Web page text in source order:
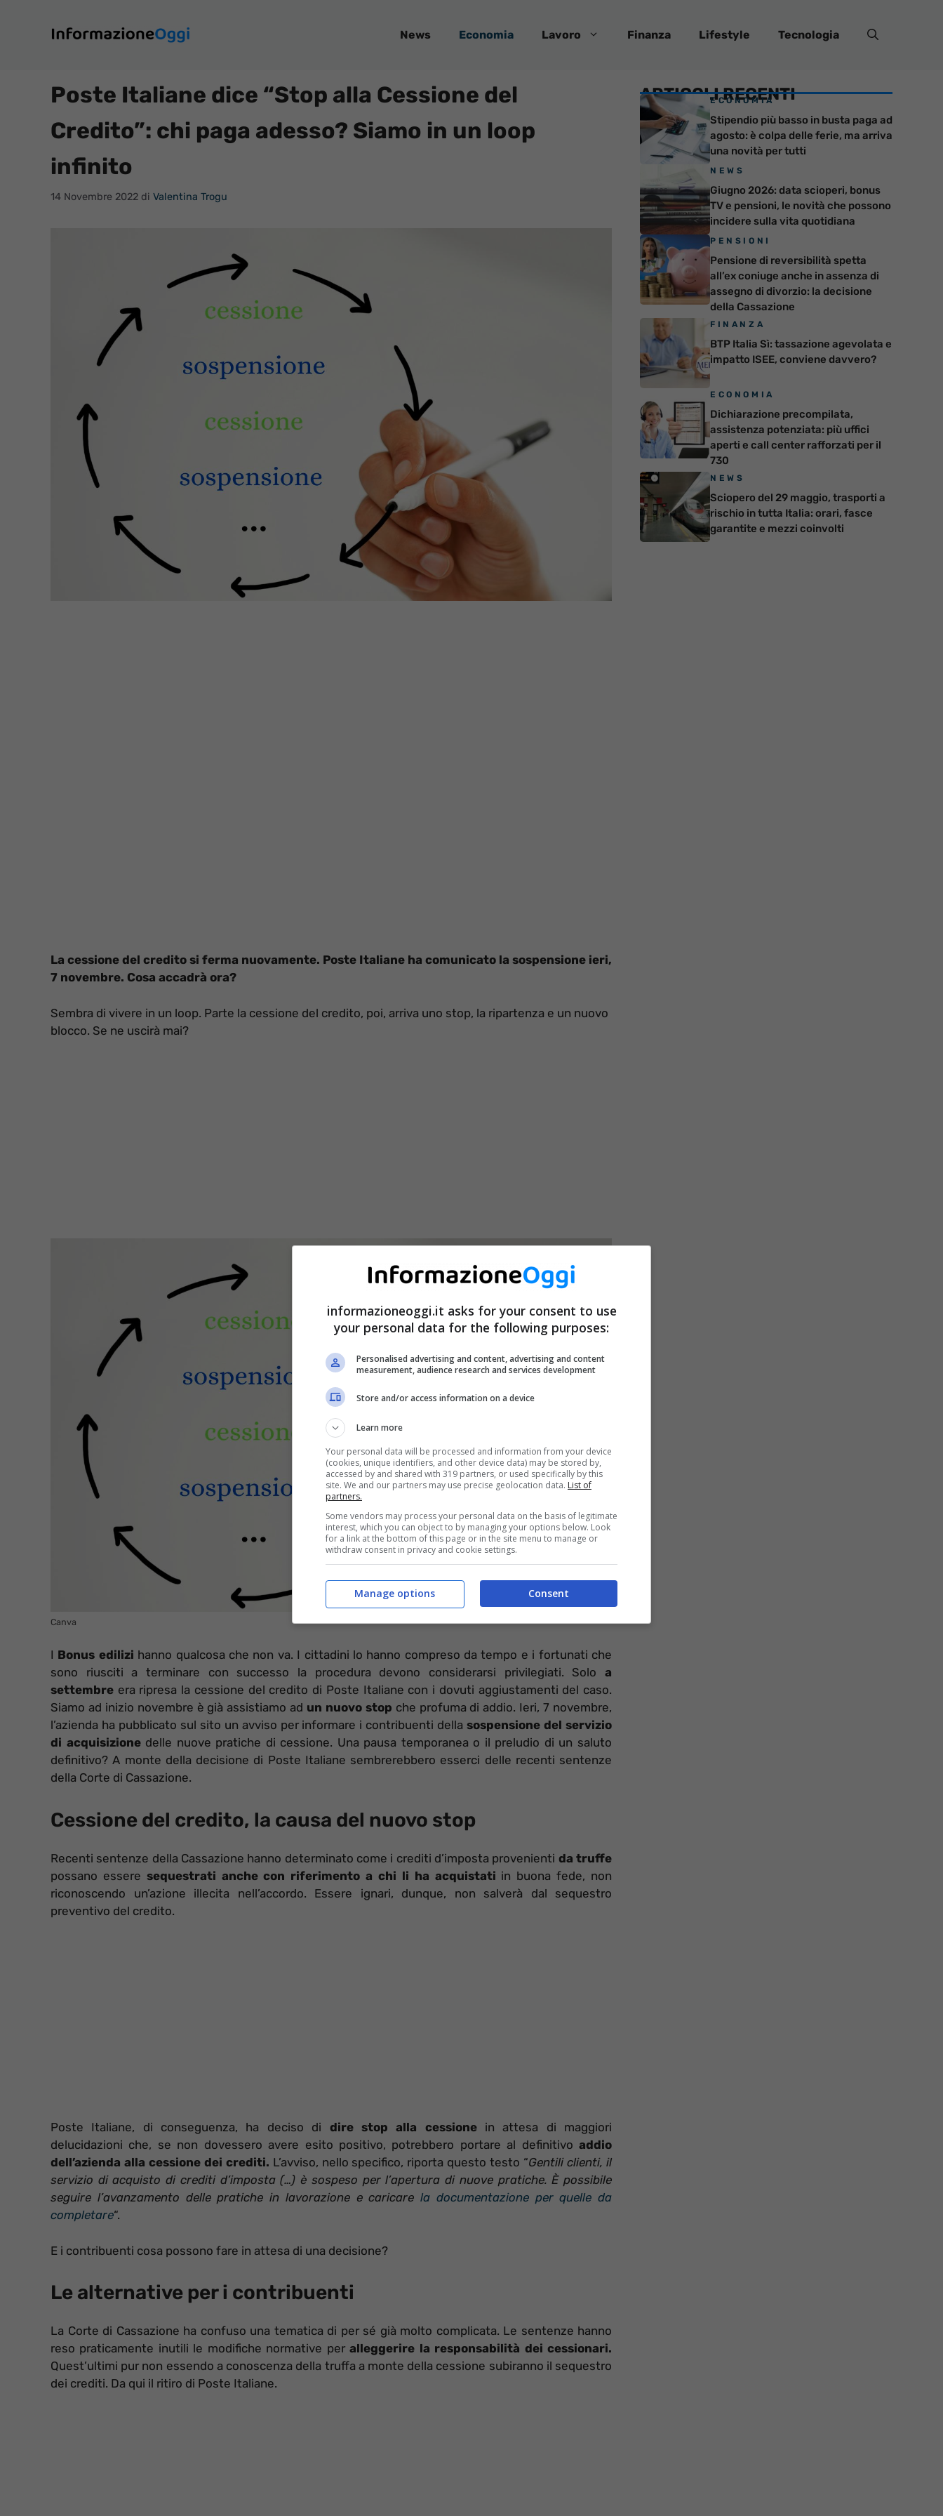
contenuto
News Economia Lavoro Finanza Lifestyle Tecnologia
Poste Italiane dice “Stop alla Cessione del
Credito”: chi paga adesso? Siamo in un loop
infinito
14 Novembre 2022 di Valentina Trogu
La cessione del credito si ferma nuovamente. Poste Italiane ha comunicato la sospensione ieri,
7 novembre. Cosa accadrà ora?
Sembra di vivere in un loop. Parte la cessione del credito, poi, arriva uno stop, la ripartenza e un nuovo
blocco. Se ne uscirà mai?
Canva
I Bonus edilizi hanno qualcosa che non va. I cittadini lo hanno compreso da tempo e i fortunati che
sono riusciti a terminare con successo la procedura devono considerarsi privilegiati. Solo a
settembre era ripresa la cessione del credito di Poste Italiane con i dovuti aggiustamenti del caso.
Siamo ad inizio novembre è già assistiamo ad un nuovo stop che profuma di addio. Ieri, 7 novembre,
l’azienda ha pubblicato sul sito un avviso per informare i contribuenti della sospensione del servizio
di acquisizionedelle nuove pratiche di cessione. Una pausa temporanea o il preludio di un saluto
definitivo? A monte della decisione di Poste Italiane sembrerebbero esserci delle recenti sentenze
della Corte di Cassazione.
Cessione del credito, la causa del nuovo stop
Recenti sentenze della Cassazione hanno determinato come i crediti d’imposta provenienti da truffe
possano essere sequestrati anche con riferimento a chi li ha acquistati in buona fede, non
riconoscendo un’azione illecita nell’accordo. Essere ignari, dunque, non salverà dal sequestro
preventivo del credito.
Poste Italiane, di conseguenza, ha deciso di dire stop alla cessionein attesa di maggiori
delucidazioni che, se non dovessero avere esito positivo, potrebbero portare al definitivo addio
dell’azienda alla cessione dei crediti. L’avviso, nello specifico, riporta questo testo “Gentili clienti, il
servizio di acquisto di crediti d’imposta (…) è sospeso per l’apertura di nuove pratiche. È possibile
seguire l’avanzamento delle pratiche in lavorazione e caricare la documentazione per quelle da
completare“.
E i contribuenti cosa possono fare in attesa di una decisione?
Le alternative per i contribuenti
La Corte di Cassazione ha confuso una tematica di per sé già molto complicata. Le sentenze hanno
reso praticamente inutili le modifiche normative peralleggerire la responsabilità dei cessionari.
Quest’ultimi pur non essendo a conoscenza della truffa a monte della cessione subiranno il sequestro
dei crediti. Da qui il ritiro di Poste Italiane.
ARTICOLI RECENTI
ECONOMIA
Stipendio più basso in busta paga ad
agosto: è colpa delle ferie, ma arriva
una novità per tutti
NEWS
Giugno 2026: data scioperi, bonus
TV e pensioni, le novità che possono
incidere sulla vita quotidiana
PENSIONI
Pensione di reversibilità spetta
all’ex coniuge anche in assenza di
assegno di divorzio: la decisione
della Cassazione
FINANZA
BTP Italia Sì: tassazione agevolata e
impatto ISEE, conviene davvero?
ECONOMIA
Dichiarazione precompilata,
assistenza potenziata: più uffici
aperti e call center rafforzati per il
730
NEWS
Sciopero del 29 maggio, trasporti a
rischio in tutta Italia: orari, fasce
garantite e mezzi coinvolti
informazioneoggi.it asks for your consent to use
your personal data for the following purposes:
Personalised advertising and content, advertising and content
measurement, audience research and services development
Store and/or access information on a device
Learn more
Your personal data will be processed and information from your device
(cookies, unique identifiers, and other device data) may be stored by,
accessed by and shared with 319 partners, or used specifically by this
site. We and our partners may use precise geolocation data. List of
partners.
Some vendors may process your personal data on the basis of legitimate
interest, which you can object to by managing your options below. Look
for a link at the bottom of this page or in the site menu to manage or
withdraw consent in privacy and cookie settings.
Consent
Manage options